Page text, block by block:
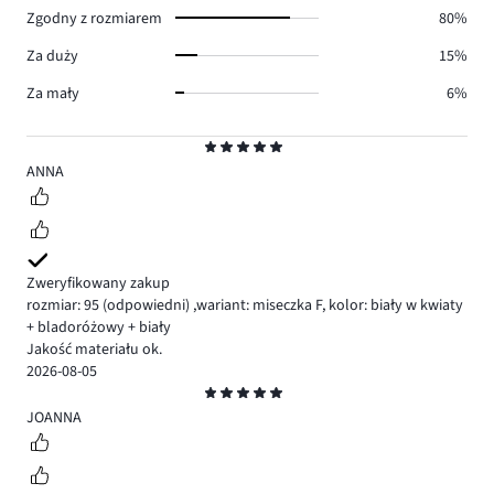
5
ANNA
Zweryfikowany zakup
rozmiar: 95 (odpowiedni) ,wariant: miseczka F, kolor: biały w kwiaty
+ bladoróżowy + biały
Jakość materiału ok.
2026-08-05
5
JOANNA
Zgodny z rozmiarem
80%
Za duży
15%
Za mały
6%